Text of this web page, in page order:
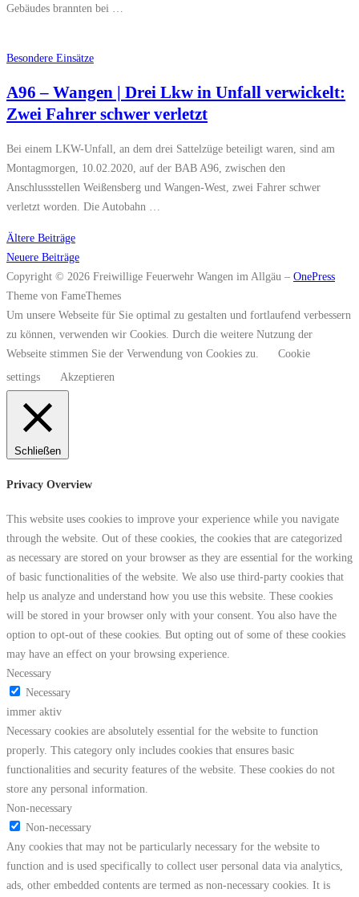
Gebäudes brannten bei …
Besondere Einsätze
A96 – Wangen | Drei Lkw in Unfall verwickelt:
Zwei Fahrer schwer verletzt
Bei einem LKW-Unfall, an dem drei Sattelzüge beteiligt waren, sind am
Montagmorgen, 10.02.2020, auf der BAB A96, zwischen den
Anschlussstellen Weißensberg und Wangen-West, zwei Fahrer schwer
verletzt worden. Die Autobahn …
Beitragsnavigation
Ältere Beiträge
Neuere Beiträge
Copyright © 2026 Freiwillige Feuerwehr Wangen im Allgäu – OnePress
Theme von FameThemes
Um unsere Webseite für Sie optimal zu gestalten und fortlaufend verbessern
zu können, verwenden wir Cookies. Durch die weitere Nutzung der
Webseite stimmen Sie der Verwendung von Cookies zu.
Cookie
settings
Akzeptieren
Schließen
Privacy Overview
This website uses cookies to improve your experience while you navigate
through the website. Out of these cookies, the cookies that are categorized
as necessary are stored on your browser as they are essential for the working
of basic functionalities of the website. We also use third-party cookies that
help us analyze and understand how you use this website. These cookies
will be stored in your browser only with your consent. You also have the
option to opt-out of these cookies. But opting out of some of these cookies
may have an effect on your browsing experience.
Necessary
Necessary
immer aktiv
Necessary cookies are absolutely essential for the website to function
properly. This category only includes cookies that ensures basic
functionalities and security features of the website. These cookies do not
store any personal information.
Non-necessary
Non-necessary
Any cookies that may not be particularly necessary for the website to
function and is used specifically to collect user personal data via analytics,
ads, other embedded contents are termed as non-necessary cookies. It is